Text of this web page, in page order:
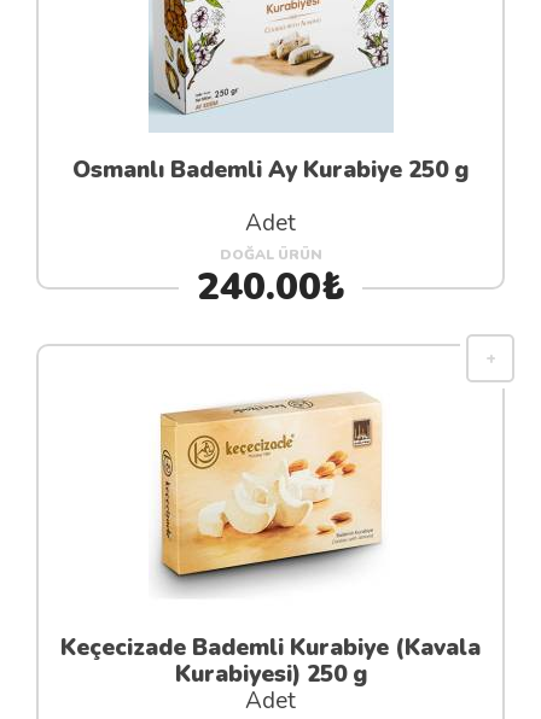
Osmanlı Bademli Ay Kurabiye 250 g
Adet
DOĞAL ÜRÜN
240.00₺
Keçecizade Bademli Kurabiye (Kavala
Kurabiyesi) 250 g
Adet